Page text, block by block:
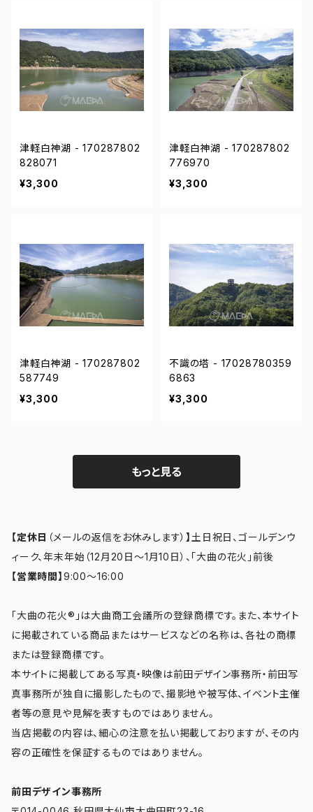
津軽白神湖 - 170287802
828071
¥3,300
津軽白神湖 - 170287802
776970
¥3,300
津軽白神湖 - 170287802
587749
¥3,300
不識の塔 - 17028780359
6863
¥3,300
もっと見る
【定休日 （メールの返信をお休みします）】 土日祝日、ゴールデンウ
ィーク、年末年始（12月20日～1月10日）、「大曲の花火」前後
【営業時間】 9:00～16:00
「大曲の花火®」は大曲商工会議所の登録商標です。また、本サイト
に掲載されている商品またはサービスなどの名称は、各社の商標
または登録商標です。
本サイトに掲載してある写真・映像は前田デザイン事務所・前田写
真事務所が独自に撮影したもので、撮影地や被写体、イベント主催
者等の意見や見解を表すものではありません。
当店掲載の内容は、細心の注意を払い掲載しておりますが、その内
容の正確性を保証するものではありません。
前田デザイン事務所